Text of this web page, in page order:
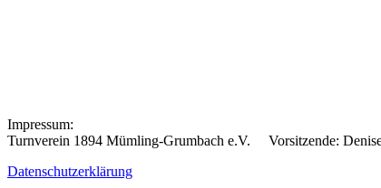
Impressum:
Turnverein 1894 Mümling-Grumbach e.V. Vorsitzende:
Datenschutzerklärung